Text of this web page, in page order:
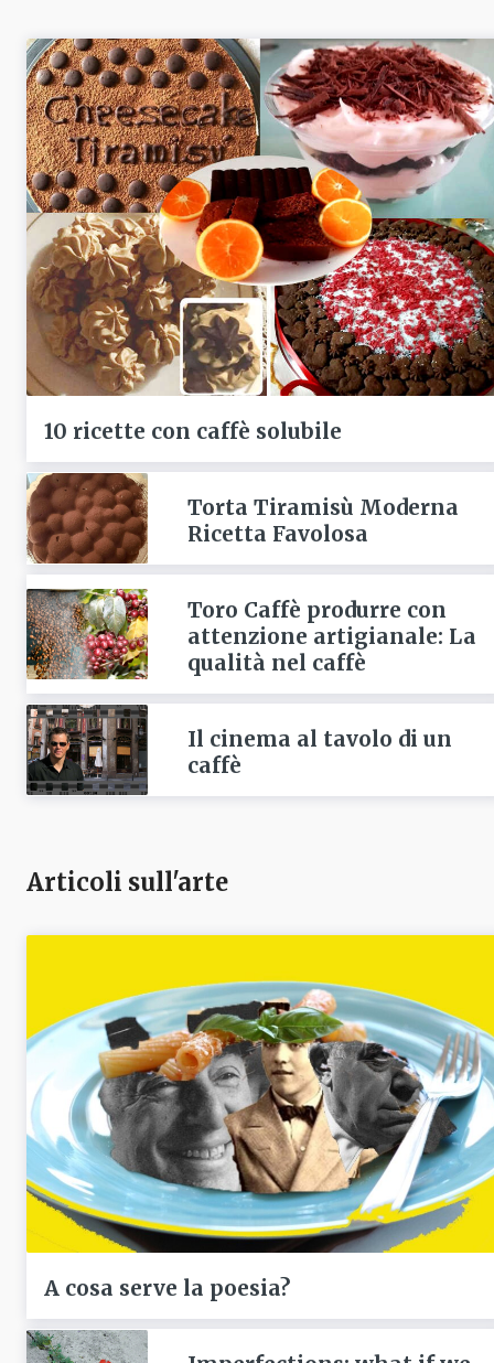
10 ricette con caffè solubile
Torta Tiramisù Moderna
Ricetta Favolosa
Toro Caffè produrre con
attenzione artigianale: La
qualità nel caffè
Il cinema al tavolo di un
caffè
Articoli sull'arte
A cosa serve la poesia?